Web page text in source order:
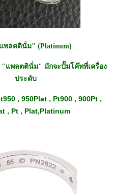
พลตตินั่ม"(Platinum)
"แพลตตินั่ม" มักจะปั๊มโค๊ทที่เครื่อง
ประดับ
, 950Plat , Pt900 , 900Pt ,
, Pt , Plat,Platinum